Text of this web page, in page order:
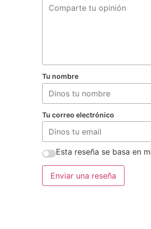
Tu nombre
Tu correo electrónico
Esta reseña se basa en
Enviar una reseña